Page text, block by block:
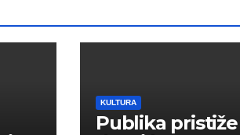
KULTURA
Publika